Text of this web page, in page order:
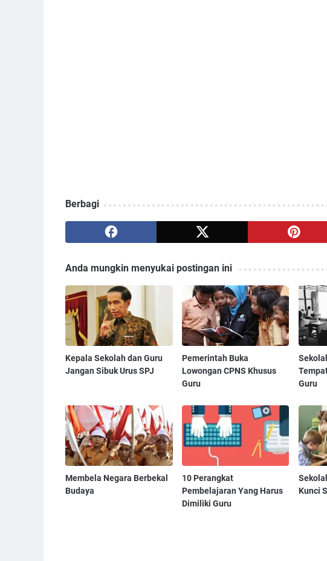
Berbagi
Anda mungkin menyukai postingan ini
Kepala Sekolah dan Guru
Jangan Sibuk Urus SPJ
Pemerintah Buka
Lowongan CPNS Khusus
Guru
Guru
Membela Negara Berbekal
Budaya
10 Perangkat
Pembelajaran Yang Harus
Dimiliki Guru
Kunci